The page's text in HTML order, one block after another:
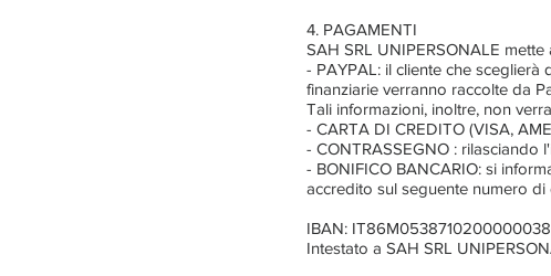
4. PAGAMENTI
SAH SRL UNIPERSONALE
- PAYPAL: il cliente che
finanziarie verranno raccolte da
Tali informazioni, inoltre, non
- CARTA DI CREDITO (VISA,
- CONTRASSEGNO :
- BONIFICO BANCARIO: si
accredito sul seguente numero di
IBAN:
Intestato a SAH SRL